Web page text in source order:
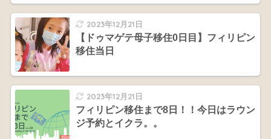
2023年12月21日
【ドゥマゲテ母子移住0日目】フィリピン
移住当日
2023年12月21日
フィリピン移住まで8日！！今日はラウン
ジ予約とイクラ。。